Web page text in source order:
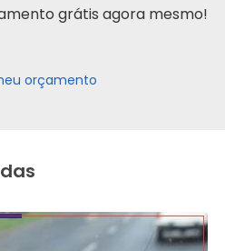
grátis agora mesmo!
orçamento